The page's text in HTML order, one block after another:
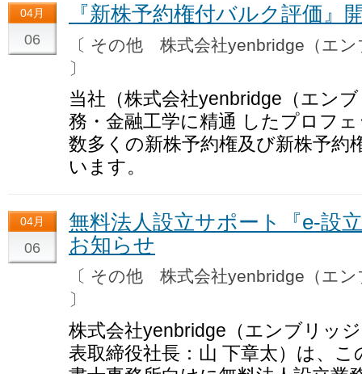
04月
06
『新株予約権付バルク評価』
〔 その他 株式会社yenbridge（エ
〕
当社（株式会社yenbridge（エン
務・金融工学に精通 したプロフ
数多くの新株予約権及び新株予約
います。
04月
06
無料法人設立サポート『e-設
お知らせ
〔 その他 株式会社yenbridge（エ
〕
株式会社yenbridge（エンブリッ
表取締役社長：山 下章太）は、